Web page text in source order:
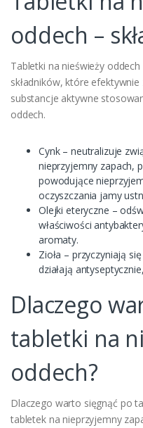
oddech –
Tabletki na nieświeży
składników, które
substancje aktywne
oddech.
Cynk – neutralizuje
nieprzyjemny zapach,
powodujące
oczyszczania jamy
Olejki eteryczne –
właściwości
aromaty.
Zioła – przyczyniają
działają
Dlaczego
tabletki na
oddech?
Dlaczego warto sięgnąć po
tabletek na nieprzyjemny